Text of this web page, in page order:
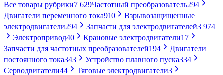
Все товары рубрики7 629Частотный преобразователь294
Двигатели переменного тока910
Взрывозащищенные
электродвигатели294 Запчасти для электродвигателей3 974
Электропривод40 Крановые электродвигатели17
Запчасти для частотных преобразователей194
Двигатели
постоянного тока343 Устройство плавного пуска334
Серводвигатели44 Тяговые электродвигатели3